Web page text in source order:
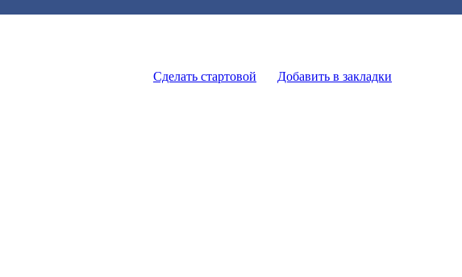
Сделать стартовой
Добавить в закладки